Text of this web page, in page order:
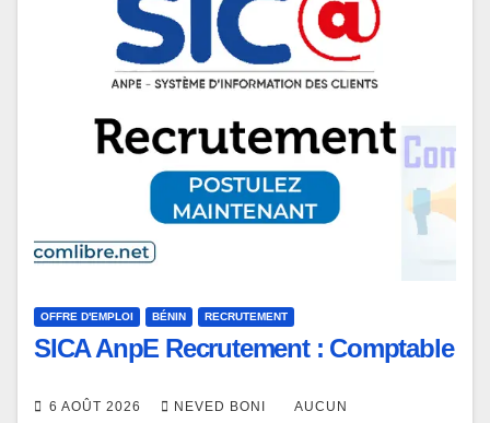
OFFRE D'EMPLOI BÉNIN RECRUTEMENT
SICA AnpE Recrutement : Comptable
6 AOÛT 2026 NEVED BONI AUCUN